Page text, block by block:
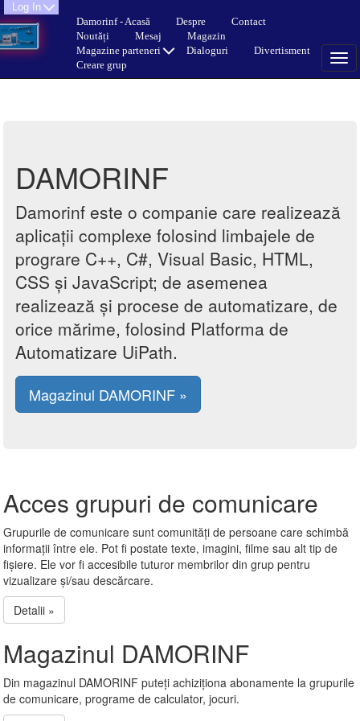
Log In
Damorinf - Acasă
Despre
Contact
Noutăți
Mesaj
Magazin
Magazine parteneri
Dialoguri
Divertisment
Creare grup
DAMORINF
Damorinf este o companie care realizează
aplicații complexe folosind limbajele de
prograre C++, C#, Visual Basic, HTML,
CSS și JavaScript; de asemenea
realizează și procese de automatizare, de
orice mărime, folosind Platforma de
Automatizare UiPath.
Magazinul DAMORINF »
Acces grupuri de comunicare
Grupurile de comunicare sunt comunități de persoane care schimbă
informații între ele. Pot fi postate texte, imagini, filme sau alt tip de
fișiere. Ele vor fi accesibile tuturor membrilor din grup pentru
vizualizare și/sau descărcare.
Detalii »
Magazinul DAMORINF
Din magazinul DAMORINF puteți achiziționa abonamente la grupurile
de comunicare, programe de calculator, jocuri.